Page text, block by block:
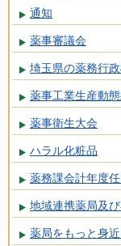
通知
薬事審議会
埼玉県の薬務行
薬事工業生産動
薬事衛生大会
ハラル化粧品
薬務課会計年度
地域連携薬局及
薬局をもっと身